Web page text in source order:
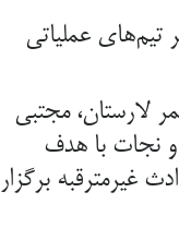
عملیاتی
لارستان، مجتبی
و نجات با هدف
غیرمترقبه برگزار